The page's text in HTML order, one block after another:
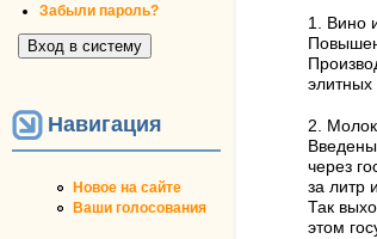
Забыли пароль?
Навигация
Новое на сайте
Ваши голосования
1. Вино
элитных
2.
через
за литр
Так
этом